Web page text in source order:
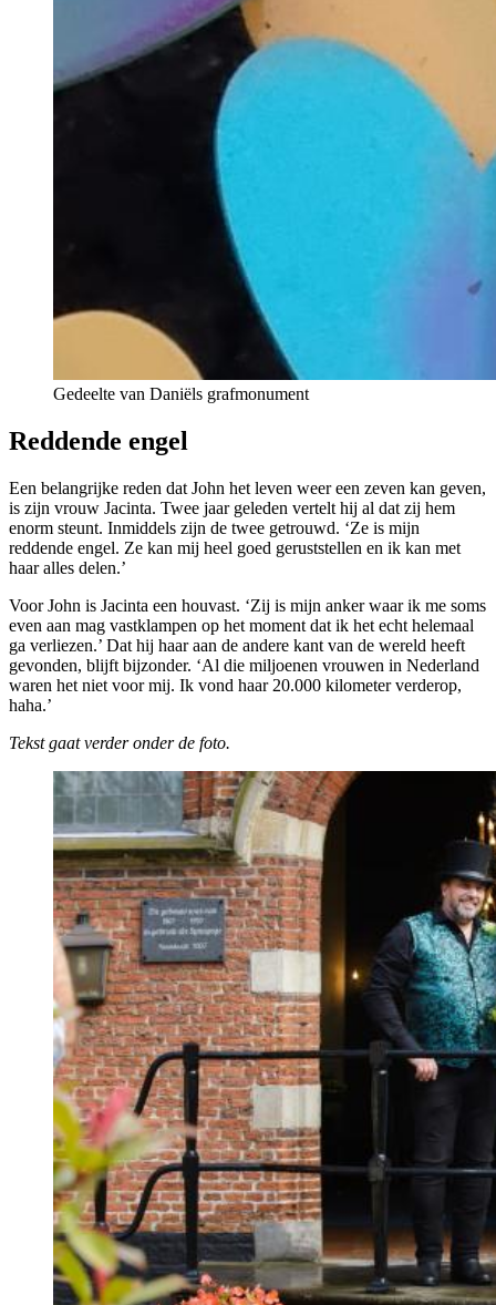
Gedeelte van Daniëls grafmonument
Reddende engel
Een belangrijke reden dat John het leven weer een zeven kan geven,
is zijn vrouw Jacinta. Twee jaar geleden vertelt hij al dat zij hem
enorm steunt. Inmiddels zijn de twee getrouwd. ‘Ze is mijn
reddende engel. Ze kan mij heel goed geruststellen en ik kan met
haar alles delen.’
Voor John is Jacinta een houvast. ‘Zij is mijn anker waar ik me soms
even aan mag vastklampen op het moment dat ik het echt helemaal
ga verliezen.’ Dat hij haar aan de andere kant van de wereld heeft
gevonden, blijft bijzonder. ‘Al die miljoenen vrouwen in Nederland
waren het niet voor mij. Ik vond haar 20.000 kilometer verderop,
haha.’
Tekst gaat verder onder de foto.